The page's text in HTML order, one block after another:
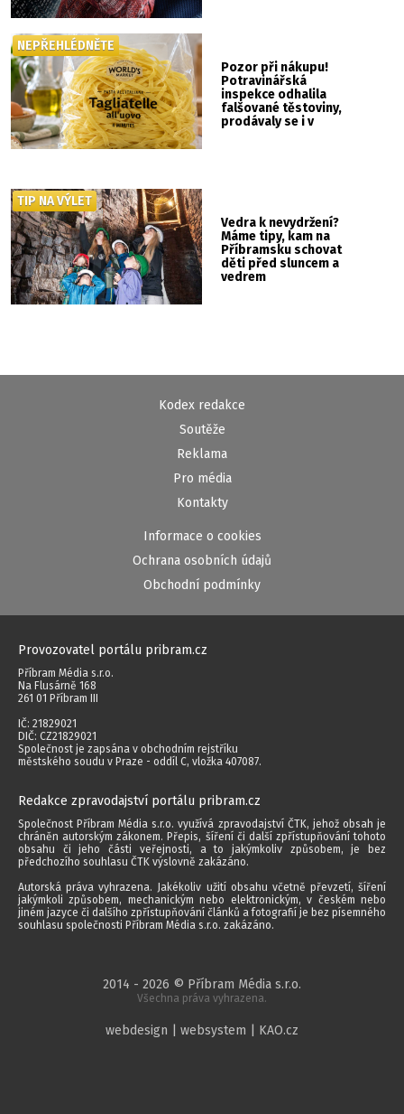
Pozor při nákupu!
Potravinářská
inspekce odhalila
falšované těstoviny,
prodávaly se i v
NEPŘEHLÉDNĚTE
Vedra k nevydržení?
Máme tipy, kam na
Příbramsku schovat
děti před sluncem a
vedrem
TIP NA VÝLET
Kodex redakce
Soutěže
Reklama
Pro média
Kontakty
Informace o cookies
Ochrana osobních údajů
Obchodní podmínky
Provozovatel portálu pribram.cz
Příbram Média s.r.o.
Na Flusárně 168
261 01 Příbram III
IČ: 21829021
DIČ: CZ21829021
Společnost je zapsána v obchodním rejstříku
městského soudu v Praze - oddíl C, vložka 407087.
Redakce zpravodajství portálu pribram.cz
Společnost Příbram Média s.r.o. využívá zpravodajství ČTK, jehož obsah je
chráněn autorským zákonem. Přepis, šíření či další zpřístupňování tohoto
obsahu či jeho části veřejnosti, a to jakýmkoliv způsobem, je bez
předchozího souhlasu ČTK výslovně zakázáno.
Autorská práva vyhrazena. Jakékoliv užití obsahu včetně převzetí, šíření
jakýmkoli způsobem, mechanickým nebo elektronickým, v českém nebo
jiném jazyce či dalšího zpřístupňování článků a fotografií je bez písemného
souhlasu společnosti Příbram Média s.r.o. zakázáno.
2014 - 2026 © Příbram Média s.r.o.
Všechna práva vyhrazena.
webdesign | websystem | KAO.cz